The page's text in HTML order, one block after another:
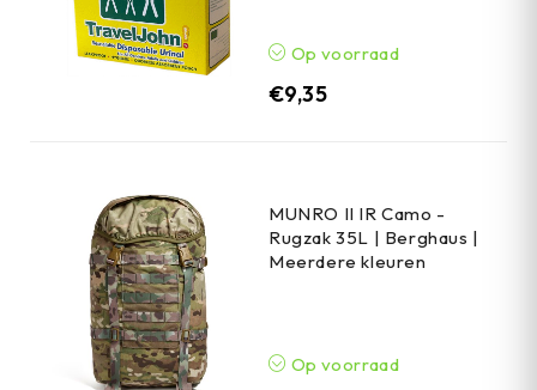
Op voorraad
€9,35
MUNRO II IR Camo -
Rugzak 35L | Berghaus |
Meerdere kleuren
Op voorraad